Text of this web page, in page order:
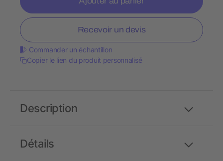
Recevoir un devis
Commander un échantillon
Copier le lien du produit personnalisé
Détails
Description